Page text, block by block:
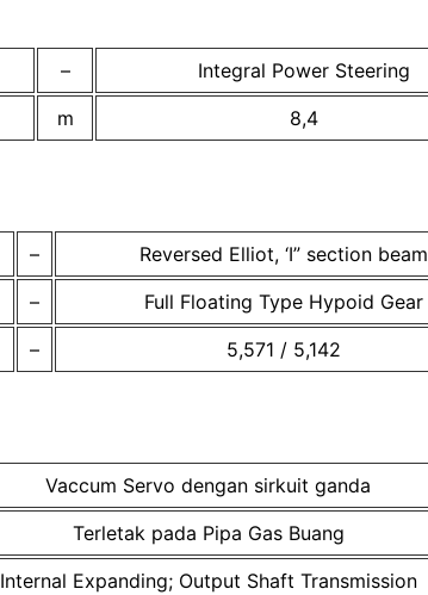
–
Integral Power Steering
m 8,4
–
Reversed Elliot, ‘I” section beam
–
Full Floating Type Hypoid Gear
– 5,571 / 5,142
Vaccum Servo dengan sirkuit ganda
Terletak pada Pipa Gas Buang
Internal Expanding; Output Shaft Transmission